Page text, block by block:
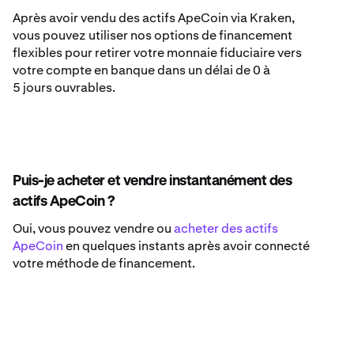
Après avoir vendu des actifs ApeCoin via Kraken,
vous pouvez utiliser nos options de financement
flexibles pour retirer votre monnaie fiduciaire vers
votre compte en banque dans un délai de 0 à
5 jours ouvrables.
Puis-je acheter et vendre instantanément des
actifs ApeCoin ?
Oui, vous pouvez vendre ouacheter des actifs
ApeCoinen quelques instants après avoir connecté
votre méthode de financement.